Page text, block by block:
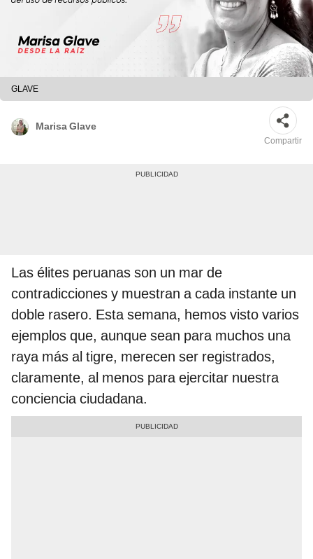
GLAVE
Marisa Glave
Compartir
Las élites peruanas son un mar de
contradicciones y muestran a cada instante un
doble rasero. Esta semana, hemos visto varios
ejemplos que, aunque sean para muchos una
raya más al tigre, merecen ser registrados,
claramente, al menos para ejercitar nuestra
conciencia ciudadana.